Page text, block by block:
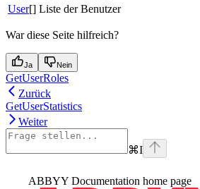
User[] Liste der Benutzer
War diese Seite hilfreich?
Ja Nein
GetUserRoles
Zurück
GetUserStatistics
Weiter
⌘I
ABBYY Documentation home page